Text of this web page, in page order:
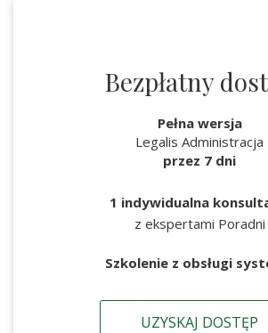
Bezpłatny
Pełna wersja
Legalis Administracja
przez 7 dni
1 indywidualna
z ekspertami Poradni
Szkolenie z obsługi
UZYSKAJ DOSTĘP